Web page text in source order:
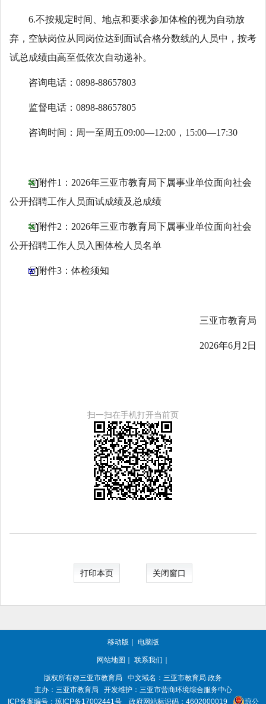
6.不按规定时间、地点和要求参加体检的视为自动放
弃，空缺岗位从同岗位达到面试合格分数线的人员中，按考
试总成绩由高至低依次自动递补。
咨询电话：0898-88657803
监督电话：0898-88657805
咨询时间：周一至周五09:00—12:00，15:00—17:30
附件1：2026年三亚市教育局下属事业单位面向社会
公开招聘工作人员面试成绩及总成绩
附件2：2026年三亚市教育局下属事业单位面向社会
公开招聘工作人员入围体检人员名单
附件3：体检须知
三亚市教育局
2026年6月2日
扫一扫在手机打开当前页
打印本页 关闭窗口
移动版 ｜ 电脑版
网站地图 ｜ 联系我们 ｜
版权所有@三亚市教育局
中文域名：三亚市教育局.政务
主办：三亚市教育局
开发维护：三亚市营商环境综合服务中心
ICP备案编号： 琼ICP备17002441号 政府网站标识码： 4602000019 琼公